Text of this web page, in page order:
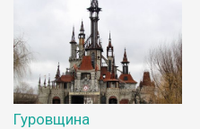
Гуровщина